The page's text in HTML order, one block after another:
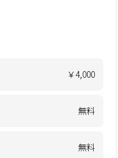
￥4,000
無料
無料